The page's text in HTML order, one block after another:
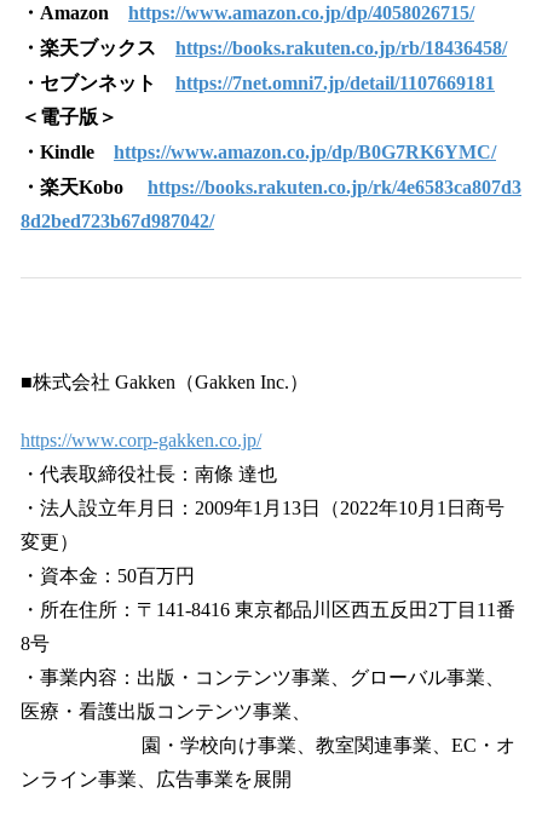
・Amazon https://www.amazon.co.jp/dp/4058026715/
・楽天ブックス https://books.rakuten.co.jp/rb/18436458/
・セブンネット https://7net.omni7.jp/detail/1107669181
＜電子版＞
・Kindle https://www.amazon.co.jp/dp/B0G7RK6YMC/
・楽天Kobo https://books.rakuten.co.jp/rk/4e6583ca807d3
8d2bed723b67d987042/
■株式会社 Gakken（Gakken Inc.）
https://www.corp-gakken.co.jp/
・代表取締役社長：南條 達也
・法人設立年月日：2009年1月13日（2022年10月1日商号
変更）
・資本金：50百万円
・所在住所：〒141-8416 東京都品川区西五反田2丁目11番
8号
・事業内容：出版・コンテンツ事業、グローバル事業、
医療・看護出版コンテンツ事業、
園・学校向け事業、教室関連事業、EC・オ
ンライン事業、広告事業を展開